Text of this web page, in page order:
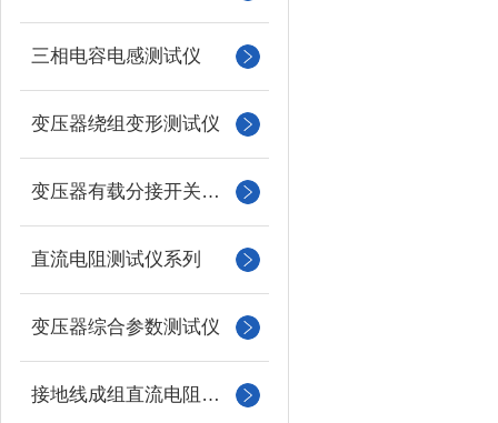
三相电容电感测试仪
变压器绕组变形测试仪
变压器有载分接开关测试仪
直流电阻测试仪系列
变压器综合参数测试仪
接地线成组直流电阻测试仪